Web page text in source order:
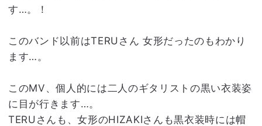
す…。！
このバンド以前はTERUさん 女形だったのもわかり
ます…。
このMV、個人的には二人のギタリストの黒い衣装姿
に目が行きます…。
TERUさんも、女形のHIZAKIさんも黒衣装時には帽